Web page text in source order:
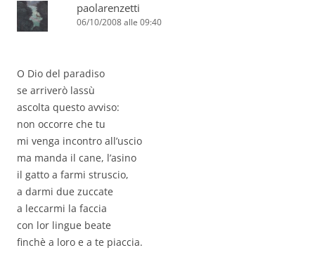
paolarenzetti
06/10/2008 alle 09:40
O Dio del paradiso
se arriverò lassù
ascolta questo avviso:
non occorre che tu
mi venga incontro all’uscio
ma manda il cane, l’asino
il gatto a farmi struscio,
a darmi due zuccate
a leccarmi la faccia
con lor lingue beate
finchè a loro e a te piaccia.